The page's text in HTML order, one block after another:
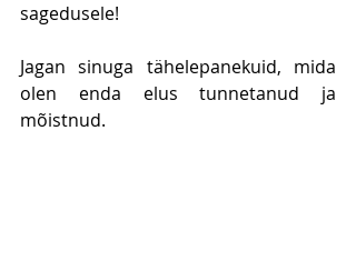
sagedusele!
Jagan sinuga tähelepanekuid, mida
olen enda elus tunnetanud ja
mõistnud.